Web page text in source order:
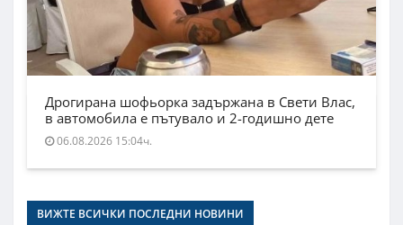
Дрогирана шофьорка задържана в Свети Влас,
в автомобила е пътувало и 2-годишно дете
06.08.2026 15:04ч.
ВИЖТЕ ВСИЧКИ ПОСЛЕДНИ НОВИНИ